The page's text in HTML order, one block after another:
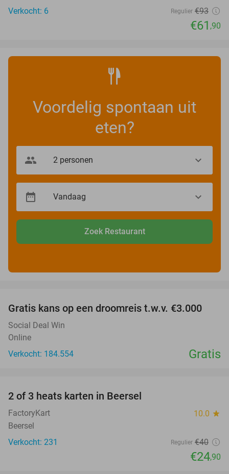
Verkocht: 6
Regulier €93
€61 ,90
Voordelig spontaan uit
eten?
Zoek Restaurant
Gratis kans op een droomreis t.w.v. €3.000
Social Deal Win
Online
Verkocht: 184.554
Gratis
2 of 3 heats karten in Beersel
FactoryKart 10.0 star
Beersel
Verkocht: 231
Regulier €40
€24,90